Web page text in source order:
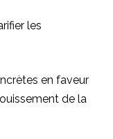
les
en faveur
de la